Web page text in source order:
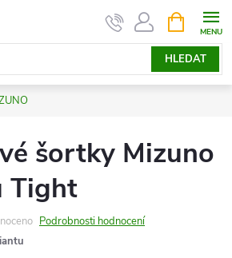
HLEDAT
NÁKUPNÍ
KOŠÍK
šortky Mizuno
Tight
Podrobnosti hodnocení